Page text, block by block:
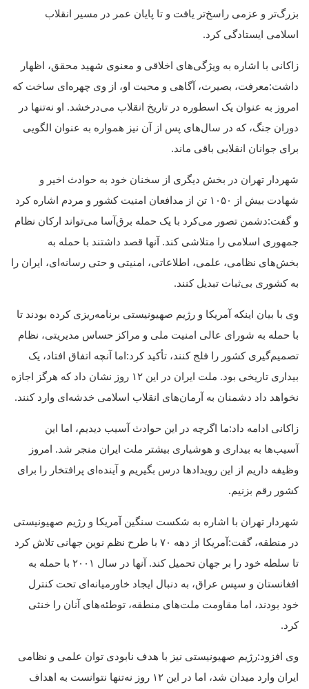
بزرگ‌تر و عزمی راسخ‌تر یافت و تا پایان عمر در مسیر انقلاب
اسلامی ایستادگی کرد.
زاکانی با اشاره به ویژگی‌های اخلاقی و معنوی شهید محقق، اظهار
داشت:معرفت، بصیرت، آگاهی و محبت او، از وی چهره‌ای ساخت که
امروز به عنوان یک اسطوره در تاریخ انقلاب می‌درخشد. او نه‌تنها در
دوران جنگ، که در سال‌های پس از آن نیز همواره به عنوان الگویی
برای جوانان انقلابی باقی ماند.
شهردار تهران در بخش دیگری از سخنان خود به حوادث اخیر و
شهادت بیش از ۱۰۵۰ تن از مدافعان امنیت کشور و مردم اشاره کرد
و گفت:دشمن تصور می‌کرد با یک حمله برق‌آسا می‌تواند ارکان نظام
جمهوری اسلامی را متلاشی کند. آنها قصد داشتند با حمله به
بخش‌های نظامی، علمی، اطلاعاتی، امنیتی و حتی رسانه‌ای، ایران را
به کشوری بی‌ثبات تبدیل کنند.
وی با بیان اینکه آمریکا و رژیم صهیونیستی برنامه‌ریزی کرده بودند تا
با حمله به شورای عالی امنیت ملی و مراکز حساس مدیریتی، نظام
تصمیم‌گیری کشور را فلج کنند، تأکید کرد:اما آنچه اتفاق افتاد، یک
بیداری تاریخی بود. ملت ایران در این ۱۲ روز نشان داد که هرگز اجازه
نخواهد داد دشمنان به آرمان‌های انقلاب اسلامی خدشه‌ای وارد کنند.
زاکانی ادامه داد:ما اگرچه در این حوادث آسیب دیدیم، اما این
آسیب‌ها به بیداری و هوشیاری بیشتر ملت ایران منجر شد. امروز
وظیفه داریم از این رویدادها درس بگیریم و آینده‌ای پرافتخار را برای
کشور رقم بزنیم.
شهردار تهران با اشاره به شکست سنگین آمریکا و رژیم صهیونیستی
در منطقه، گفت:آمریکا از دهه ۷۰ با طرح نظم نوین جهانی تلاش کرد
تا سلطه خود را بر جهان تحمیل کند. آنها در سال ۲۰۰۱ با حمله به
افغانستان و سپس عراق، به دنبال ایجاد خاورمیانه‌ای تحت کنترل
خود بودند، اما مقاومت ملت‌های منطقه، توطئه‌های آنان را خنثی
کرد.
وی افزود:رژیم صهیونیستی نیز با هدف نابودی توان علمی و نظامی
ایران وارد میدان شد، اما در این ۱۲ روز نه‌تنها نتوانست به اهداف